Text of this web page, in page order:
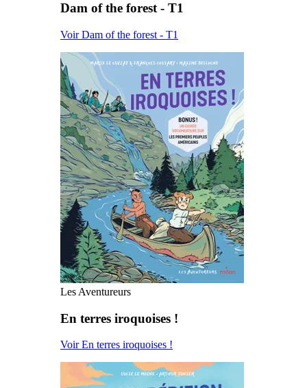
Dam of the forest - T1
Voir Dam of the forest - T1
Les Aventureurs
En terres iroquoises !
Voir En terres iroquoises !